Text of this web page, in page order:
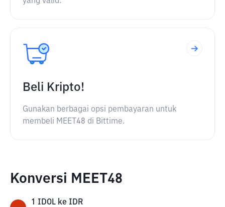
Beli Kripto!
Gunakan berbagai opsi pembayaran untuk
membeli MEET48 di Bittime.
Konversi MEET48
1 IDOL ke IDR